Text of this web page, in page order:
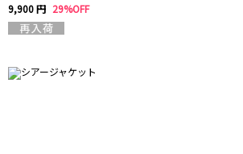
9,900 円 29%OFF